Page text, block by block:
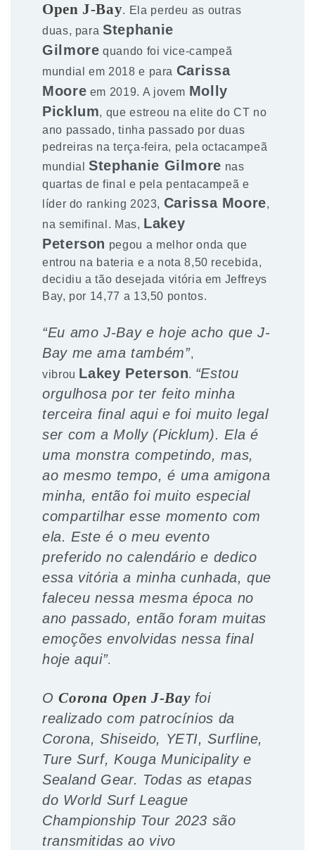
Open J-Bay. Ela perdeu as outras
duas, paraStephanie
Gilmore quando foi vice-campeã
mundial em 2018 e para Carissa
Moore em 2019. A jovem Molly
Picklum, que estreou na elite do CT no
ano passado, tinha passado por duas
pedreiras na terça-feira, pela octacampeã
mundialStephanie Gilmore nas
quartas de final e pela pentacampeã e
líder do ranking 2023, Carissa Moore,
na semifinal. Mas, Lakey
Peterson pegou a melhor onda que
entrou na bateria e a nota 8,50 recebida,
decidiu a tão desejada vitória em Jeffreys
Bay, por 14,77 a 13,50 pontos.
“Eu amo J-Bay e hoje acho que J-
Bay me ama também”,
vibrou Lakey Peterson. “Estou
orgulhosa por ter feito minha
terceira final aqui e foi muito legal
ser com a Molly (Picklum). Ela é
uma monstra competindo, mas,
ao mesmo tempo, é uma amigona
minha, então foi muito especial
compartilhar esse momento com
ela. Este é o meu evento
preferido no calendário e dedico
essa vitória a minha cunhada, que
faleceu nessa mesma época no
ano passado, então foram muitas
emoções envolvidas nessa final
hoje aqui”.
OCorona Open J-Bayfoi
realizado com patrocínios da
Corona, Shiseido, YETI, Surfline,
Ture Surf, Kouga Municipality e
Sealand Gear. Todas as etapas
do World Surf League
Championship Tour 2023 são
transmitidas ao vivo